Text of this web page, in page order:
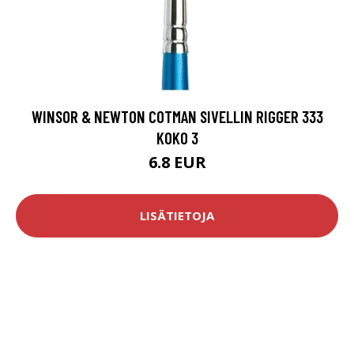
WINSOR & NEWTON COTMAN SIVELLIN RIGGER 333
KOKO 3
6.8 EUR
LISÄTIETOJA